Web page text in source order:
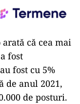
că cea mai
fost
fost cu 5%
de anul 2021,
de posturi.